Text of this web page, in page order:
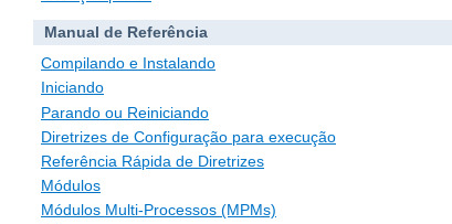
Manual de Referência
Compilando e Instalando
Iniciando
Parando ou Reiniciando
Diretrizes de Configuração para execução
Referência Rápida de Diretrizes
Módulos
Módulos Multi-Processos (MPMs)